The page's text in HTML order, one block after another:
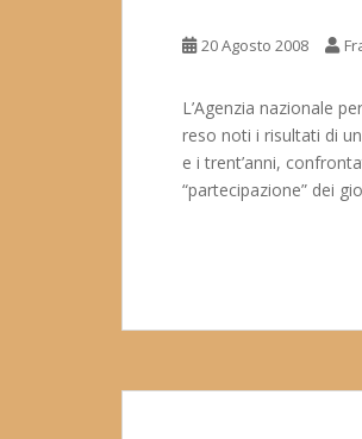
20 Agosto 2008
L’Agenzia nazionale
reso noti i risultati di
e i trent’anni,
“partecipazione” dei